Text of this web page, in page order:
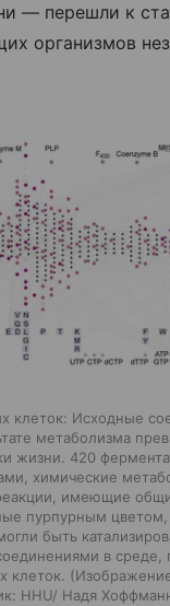
— перешли к
организмов
клеток: Исходные
метаболизма
жизни. 420
химические
имеющие
пурпурным цветом,
быть
в среде,
клеток.
HHU/ Надя